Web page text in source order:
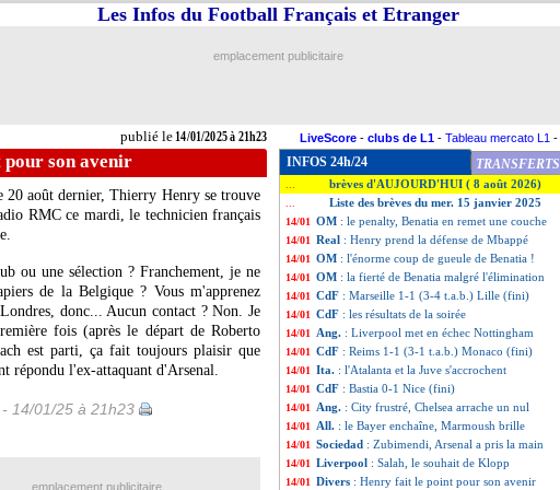
publié le14/01/2025 à 21h23
Les Infos du Football Français et Etranger
emplacement publicitaire
LiveScore - clubs de L1 - Tableau mercato L1 -
son avenir
20 août dernier, Thierry Henry se trouve
RMC ce mardi, le technicien français
ou une sélection ? Franchement, je ne
de la Belgique ? Vous m'apprenez
donc... Aucun contact ? Non. Je
fois (après le départ de Roberto
est parti, ça fait toujours plaisir que
répondu l'ex-attaquant d'Arsenal.
14/01/25 à 21h23
INFOS 24h/24 TRANSFERTS
brèves d'AUJOURD'HUI ( 8 août 2026)
Liste des brèves du mer. 15 janvier 2025
14/01 OM : le penalty, Benatia en remet une couche
14/01 Real : Henry prend la défense de Mbappé
14/01 OM : l'énorme coup de gueule de Benatia !
14/01 OM : la fierté de Benatia malgré l'élimination
14/01 CdF : Marseille 1-1 (3-4 t.a.b.) Lille (fini)
14/01 CdF : les résultats de la soirée
14/01 Ang. : Liverpool met en échec Nottingham
14/01 CdF : Reims 1-1 (3-1 t.a.b.) Monaco (fini)
14/01 Ita. : l'Atalanta et la Juve s'accrochent
14/01 CdF : Bastia 0-1 Nice (fini)
14/01 Ang. : City frustré, Chelsea arrache un nul
14/01 All. : le Bayer enchaîne, Marmoush brille
14/01 Sociedad : Zubimendi, Arsenal a pris la main
14/01 Liverpool : Salah, le souhait de Klopp
14/01 Divers : Henry fait le point pour son avenir
emplacement publicitaire